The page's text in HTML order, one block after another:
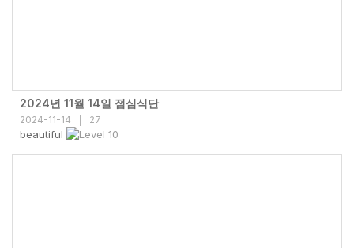
2024년 11월 14일 점심식단
2024-11-14 27
beautiful